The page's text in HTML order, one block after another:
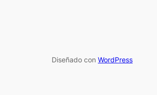
Diseñado con WordPress